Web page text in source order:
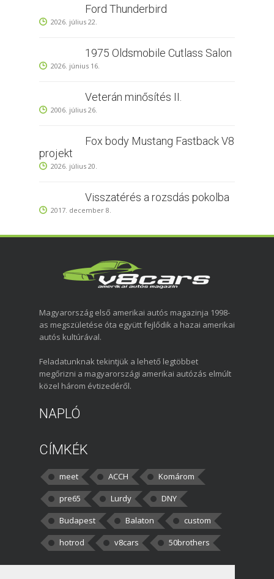
Ford Thunderbird
2026. július 22.
1975 Oldsmobile Cutlass Salon
2026. június 16.
Veterán minősítés II.
2006. július 26.
Fox body Mustang Fastback V8
projekt
2026. július 20.
Visszatérés a rozsdás pokolba
2017. december 8.
Magyarország első amerikai autós magazinja 1998-
as megszületése óta együtt fejlődik a hazai amerikai
autós kultúrával.
Feladatunknak tekintjük a lehető legtöbbet
megőrizni a magyarországi amerikai autózás elmúlt
közel három évtizedéről.
NAPLÓ
CÍMKÉK
meet ACCH
Komárom
pre65
Lurdy
DNY
Budapest
Balaton
custom
hotrod
v8cars 50brothers